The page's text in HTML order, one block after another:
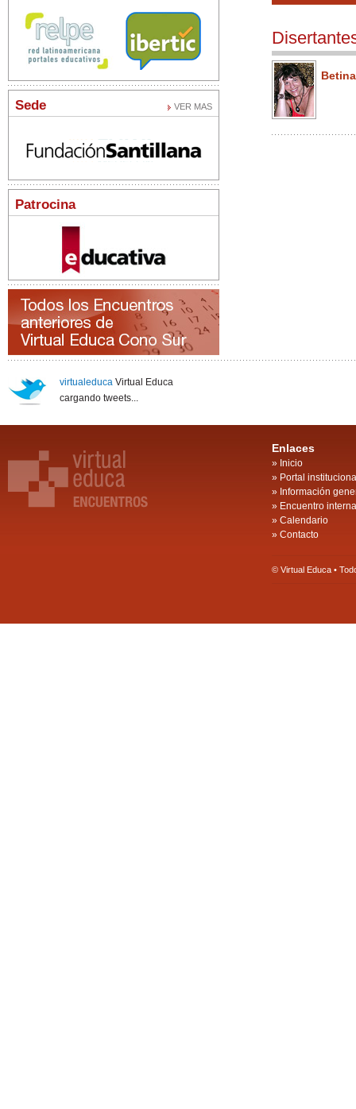
VER MAS
Sede
Patrocina
Antón
virtualeduca Virtual Educa
cargando tweets...
Enlaces
» Inicio
» Portal
» Información
» Encuentro
» Calendario
» Contacto
© Virtual Educa •